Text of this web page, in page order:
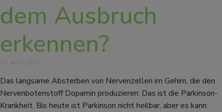
dem Ausbruch
erkennen?
Das langsame Absterben von Nervenzellen im Gehirn, die den
Nervenbotenstoff Dopamin produzieren: Das ist die Parkinson-
Krankheit. Bis heute ist Parkinson nicht heilbar, aber es kann